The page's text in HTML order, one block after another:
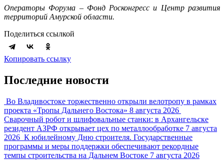
Операторы Форума – Фонд Росконгресс и Центр развития
территорий Амурской области.
Поделиться ссылкой
Копировать ссылку
Последние новости
Во Владивостоке торжественно открыли велотропу в рамках
проекта «Тропы Дальнего Востока» 8 августа 2026
Сварочный робот и шлифовальные станки: в Архангельске
резидент АЗРФ открывает цех по металлообработке 7 августа
2026 К юбилейному Дню строителя. Государственные
программы и меры поддержки обеспечивают рекордные
темпы строительства на Дальнем Востоке 7 августа 2026